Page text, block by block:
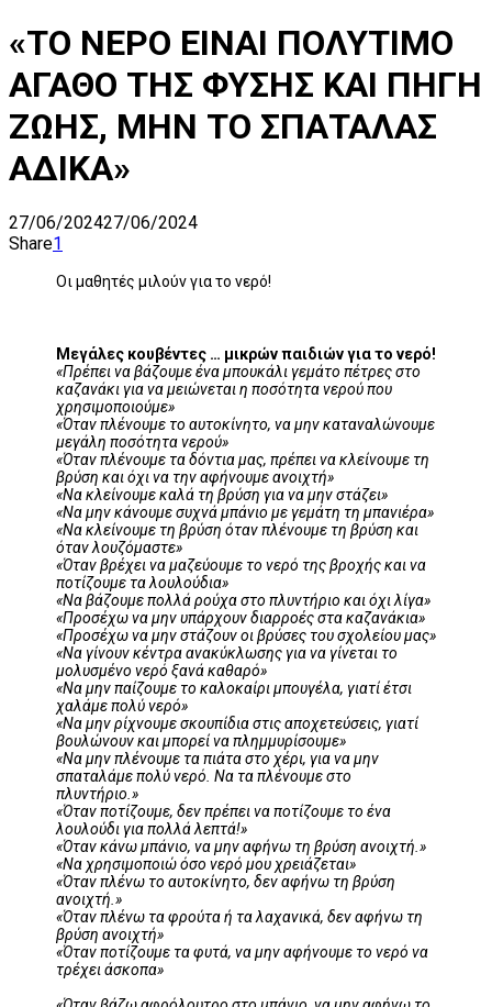
«ΤΟ ΝΕΡΟ ΕΙΝΑΙ ΠΟΛΥΤΙΜΟ
ΑΓΑΘΟ ΤΗΣ ΦΥΣΗΣ ΚΑΙ ΠΗΓΗ
ΖΩΗΣ, ΜΗΝ ΤΟ ΣΠΑΤΑΛΑΣ
ΑΔΙΚΑ»
27/06/202427/06/2024
Share1
Οι μαθητές μιλούν για το νερό!
Μεγάλες κουβέντες … μικρών παιδιών για το νερό!
«Πρέπει να βάζουμε ένα μπουκάλι γεμάτο πέτρες στο
καζανάκι για να μειώνεται η ποσότητα νερού που
χρησιμοποιούμε»
«Όταν πλένουμε το αυτοκίνητο, να μην καταναλώνουμε
μεγάλη ποσότητα νερού»
«Όταν πλένουμε τα δόντια μας, πρέπει να κλείνουμε τη
βρύση και όχι να την αφήνουμε ανοιχτή»
«Να κλείνουμε καλά τη βρύση για να μην στάζει»
«Να μην κάνουμε συχνά μπάνιο με γεμάτη τη μπανιέρα»
«Να κλείνουμε τη βρύση όταν πλένουμε τη βρύση και
όταν λουζόμαστε»
«Όταν βρέχει να μαζεύουμε το νερό της βροχής και να
ποτίζουμε τα λουλούδια»
«Να βάζουμε πολλά ρούχα στο πλυντήριο και όχι λίγα»
«Προσέχω να μην υπάρχουν διαρροές στα καζανάκια»
«Προσέχω να μην στάζουν οι βρύσες του σχολείου μας»
«Να γίνουν κέντρα ανακύκλωσης για να γίνεται το
μολυσμένο νερό ξανά καθαρό»
«Να μην παίζουμε το καλοκαίρι μπουγέλα, γιατί έτσι
χαλάμε πολύ νερό»
«Να μην ρίχνουμε σκουπίδια στις αποχετεύσεις, γιατί
βουλώνουν και μπορεί να πλημμυρίσουμε»
«Να μην πλένουμε τα πιάτα στο χέρι, για να μην
σπαταλάμε πολύ νερό. Να τα πλένουμε στο
πλυντήριο.»
«Όταν ποτίζουμε, δεν πρέπει να ποτίζουμε το ένα
λουλούδι για πολλά λεπτά!»
«Όταν κάνω μπάνιο, να μην αφήνω τη βρύση ανοιχτή.»
«Να χρησιμοποιώ όσο νερό μου χρειάζεται»
«Όταν πλένω το αυτοκίνητο, δεν αφήνω τη βρύση
ανοιχτή.»
«Όταν πλένω τα φρούτα ή τα λαχανικά, δεν αφήνω τη
βρύση ανοιχτή»
«Όταν ποτίζουμε τα φυτά, να μην αφήνουμε το νερό να
τρέχει άσκοπα»